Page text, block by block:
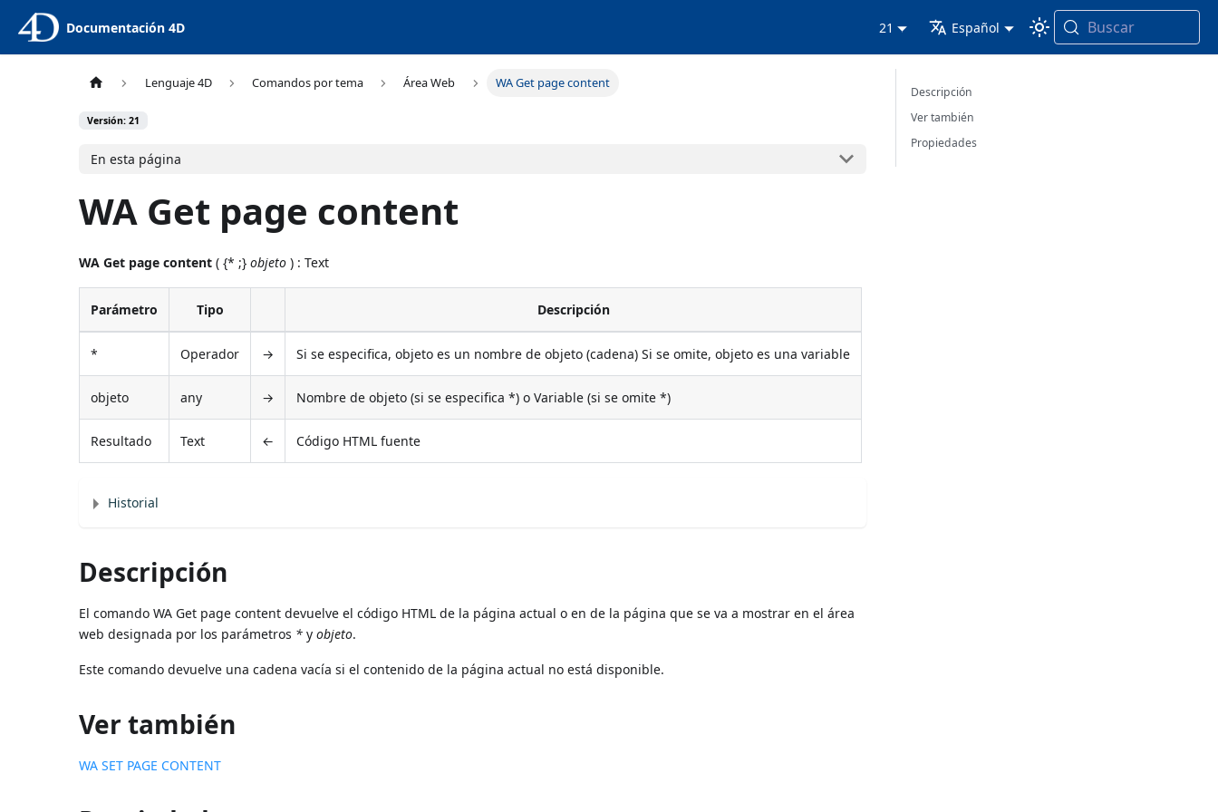
Documentación 4D 21 Español Buscar
Lenguaje 4D Comandos por tema Área Web WA Get page content
Versión: 21
En esta página
WA Get page content
WA Get page content ( {* ;}objeto ) : Text
Parámetro Tipo Descripción
* Operador → Si se especifica, objeto es un nombre de objeto (cadena) Si se omite, objeto es una variable
objeto any → Nombre de objeto (si se especifica *) o Variable (si se omite *)
Resultado Text ← Código HTML fuente
Historial
Descripción
El comando WA Get page content devuelve el código HTML de la página actual o en de la página que se va a mostrar en el área
web designada por los parámetros * yobjeto.
Este comando devuelve una cadena vacía si el contenido de la página actual no está disponible.
Ver también
WA SET PAGE CONTENT
Descripción
Ver también
Propiedades